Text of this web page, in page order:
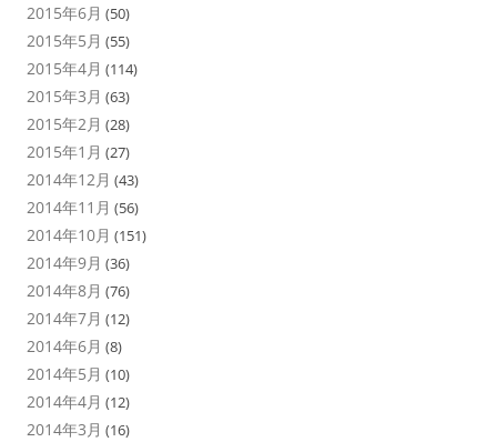
2015年6月 (50)
2015年5月 (55)
2015年4月 (114)
2015年3月 (63)
2015年2月 (28)
2015年1月 (27)
2014年12月 (43)
2014年11月 (56)
2014年10月 (151)
2014年9月 (36)
2014年8月 (76)
2014年7月 (12)
2014年6月 (8)
2014年5月 (10)
2014年4月 (12)
2014年3月 (16)